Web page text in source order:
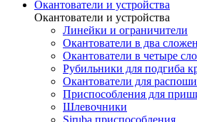
Окантователи и устройства
Окантователи и устройства
Линейки и ограничители
Окантователи в два
Окантователи в четыре
Рубильники для подгиба
Окантователи для
Приспособления для
Шлевочники
Siruba приспособления